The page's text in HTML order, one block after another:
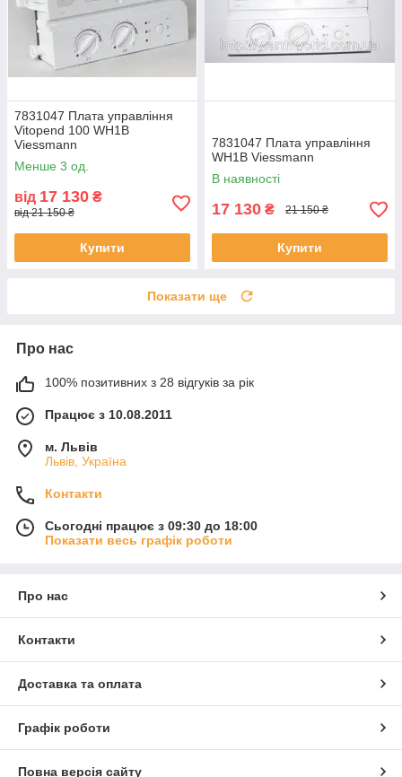
7831047 Плата управління
Vitopend 100 WH1B
Viessmann
Менше 3 од.
від 17 130 ₴
від 21 150 ₴
Купити
7831047 Плата управління
WH1B Viessmann
В наявності
17 130 ₴ 21 150 ₴
Купити
Показати ще
Про нас
100% позитивних з 28 відгуків за рік
Працює з 10.08.2011
м. Львів
Львів, Україна
Контакти
Сьогодні працює з 09:30 до 18:00
Показати весь графік роботи
Про нас
Контакти
Доставка та оплата
Графік роботи
Повна версія сайту